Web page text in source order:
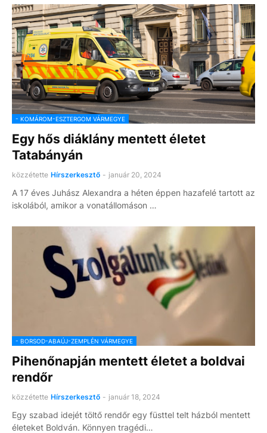
- KOMÁROM-ESZTERGOM VÁRMEGYE
Egy hős diáklány mentett életet
Tatabányán
közzétette Hírszerkesztő - január 20, 2024
A 17 éves Juhász Alexandra a héten éppen hazafelé tartott az
iskolából, amikor a vonatállomáson …
- BORSOD-ABAÚJ-ZEMPLÉN VÁRMEGYE
Pihenőnapján mentett életet a boldvai
rendőr
közzétette Hírszerkesztő - január 18, 2024
Egy szabad idejét töltő rendőr egy füsttel telt házból mentett
életeket Boldván. Könnyen tragédi…